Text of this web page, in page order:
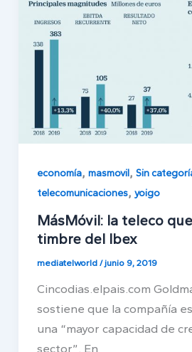
economía, masmovil, Sin
telecomunicaciones, yoigo
MásMóvil: la teleco
timbre del Ibex
mediatelworld /junio 9, 2019
Cincodias.elpais.com
sostiene que la compañía
una “mayor capacidad de
sector”. En